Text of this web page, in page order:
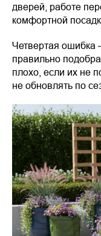
дверей, работе
комфортной
Четвертая ошибка
правильно
плохо, если их не
не обновлять по